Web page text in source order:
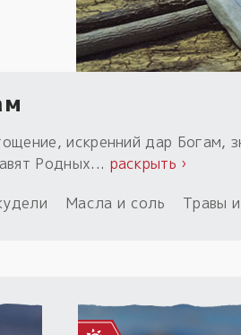
искренний дар Богам,
Родных... раскрыть ›
Масла и соль Травы